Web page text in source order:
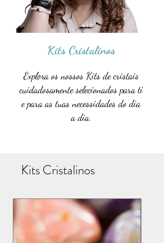
Kits Cristalinos
Explora os nossos Kits de cristais
cuidadosamente selecionados para ti
e para as tuas necessidades do dia
a dia.
Kits Cristalinos